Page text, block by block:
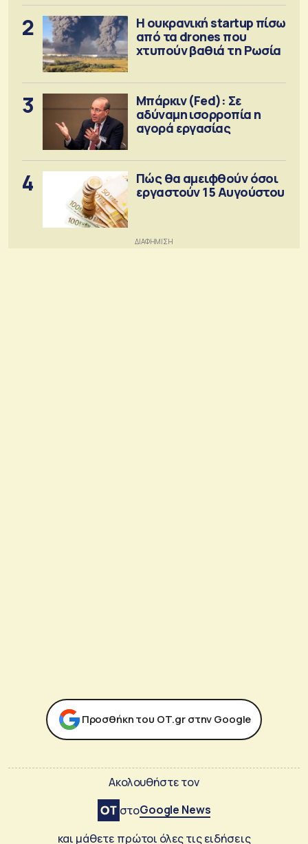
2
Η ουκρανική startup πίσω
από τα drones που
χτυπούν βαθιά τη Ρωσία
3
Μπάρκιν (Fed): Σε
αδύναμη ισορροπία η
αγορά εργασίας
4
Πώς θα αμειφθούν όσοι
εργαστούν 15 Αυγούστου
Προσθήκη του ΟΤ.gr στην Google
Ακολουθήστε τον
στοGoogle News
και μάθετε πρώτοι όλες τις ειδήσεις